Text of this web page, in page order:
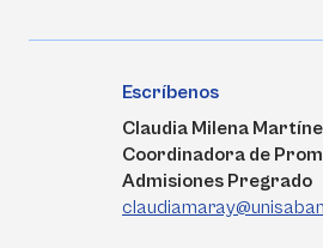
Escríbenos
Claudia Milena
Coordinadora de
Admisiones Pregrado